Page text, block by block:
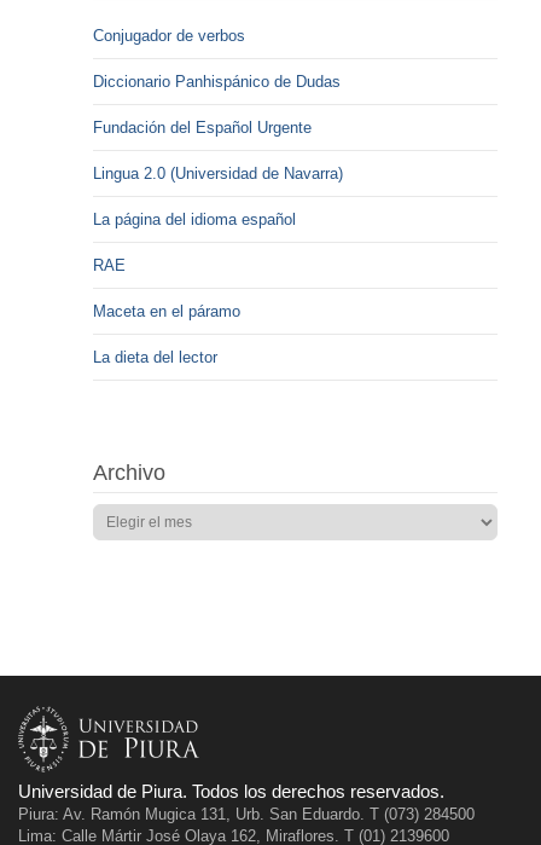
Conjugador de verbos
Diccionario Panhispánico de Dudas
Fundación del Español Urgente
Lingua 2.0 (Universidad de Navarra)
La página del idioma español
RAE
Maceta en el páramo
La dieta del lector
Archivo
Universidad de Piura. Todos los derechos reservados.
Piura: Av. Ramón Mugica 131, Urb. San Eduardo. T (073) 284500
Lima: Calle Mártir José Olaya 162, Miraflores. T (01) 2139600